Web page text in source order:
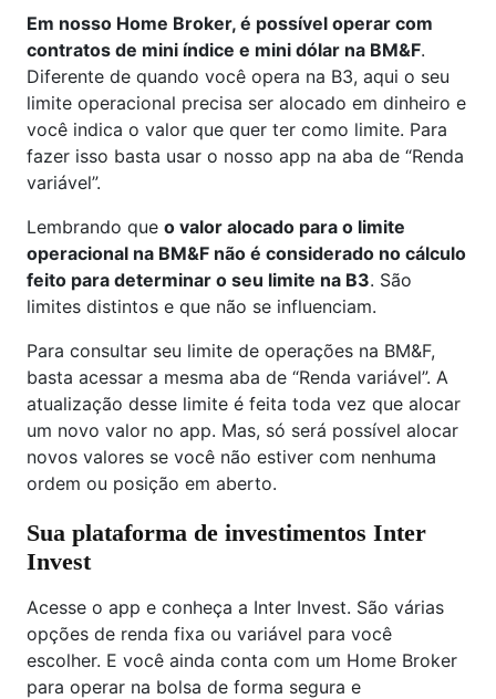
Em nosso Home Broker, é possível operar com
contratos de mini índice e mini dólar na BM&F.
Diferente de quando você opera na B3, aqui o seu
limite operacional precisa ser alocado em dinheiro e
você indica o valor que quer ter como limite. Para
fazer isso basta usar o nosso app na aba de “Renda
variável”.
Lembrando que o valor alocado para o limite
operacional na BM&F não é considerado no cálculo
feito para determinar o seu limite na B3. São
limites distintos e que não se influenciam.
Para consultar seu limite de operações na BM&F,
basta acessar a mesma aba de “Renda variável”. A
atualização desse limite é feita toda vez que alocar
um novo valor no app. Mas, só será possível alocar
novos valores se você não estiver com nenhuma
ordem ou posição em aberto.
Sua plataforma de investimentos Inter
Invest
Acesse o app e conheça a Inter Invest. São várias
opções de renda fixa ou variável para você
escolher. E você ainda conta com um Home Broker
para operar na bolsa de forma segura e